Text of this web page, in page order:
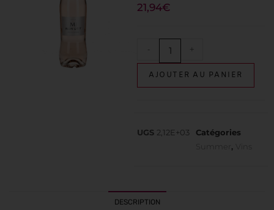
21,94€
- +
AJOUTER AU PANIER
UGS 2,12E+03
Catégories
,
DESCRIPTION